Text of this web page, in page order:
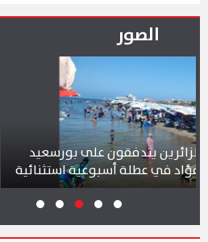
الصور
على بورسعيد
استثنائية
محافظ
بمشروع سوق